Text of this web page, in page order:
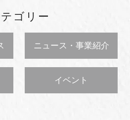
ゴリー
ニュース・事業紹介
イベント